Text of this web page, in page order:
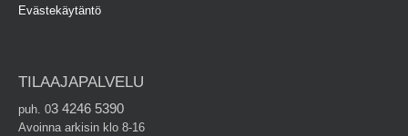
Evästekäytäntö
TILAAJAPALVELU
puh. 03 4246 5390
Avoinna arkisin klo 8-16